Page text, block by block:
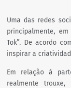
Uma das redes
principalmente,
Tok”. De acordo
inspirar a
Em relação à
realmente